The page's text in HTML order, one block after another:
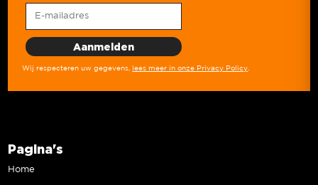
Wij respecteren uw gegevens, lees meer in onze Privacy Policy.
Pagina's
Home